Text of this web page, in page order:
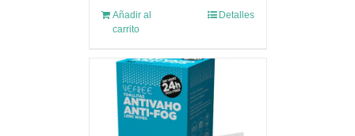
Añadir al
carrito
Detalles